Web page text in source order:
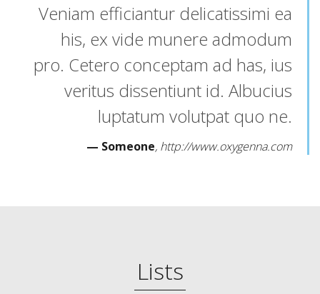
Veniam efficiantur delicatissimi ea
his, ex vide munere admodum
pro. Cetero conceptam ad has, ius
veritus dissentiunt id. Albucius
luptatum volutpat quo ne.
Someone http://www.oxygenna.com
Lists